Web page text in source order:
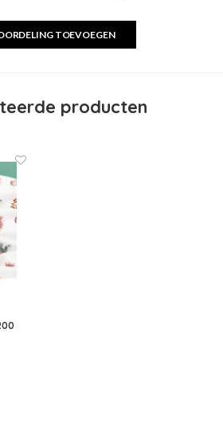
TOEVOEGEN
producten